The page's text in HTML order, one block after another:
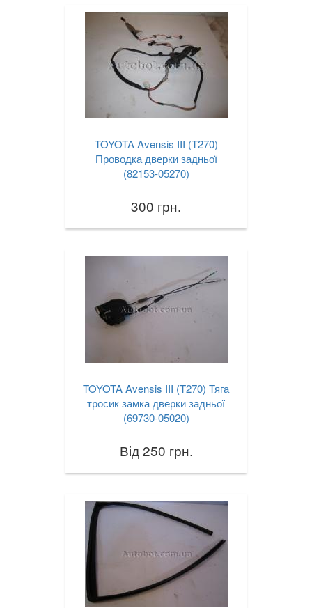
TOYOTA Avensis III (T270)
Проводка дверки задньої
(82153-05270)
300 грн.
TOYOTA Avensis III (T270) Тяга
тросик замка дверки задньої
(69730-05020)
Від 250 грн.